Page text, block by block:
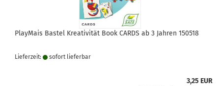
PlayMais Bastel Kreativität Book CARDS ab 3 Jahren 150518
Lieferzeit: sofort lie­fer­bar
3,25 EUR